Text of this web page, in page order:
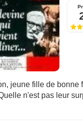
jeune fille de bonne
n'est pas leur